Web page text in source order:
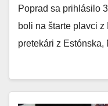
Poprad sa prihlásilo
boli na štarte plavci
pretekári z